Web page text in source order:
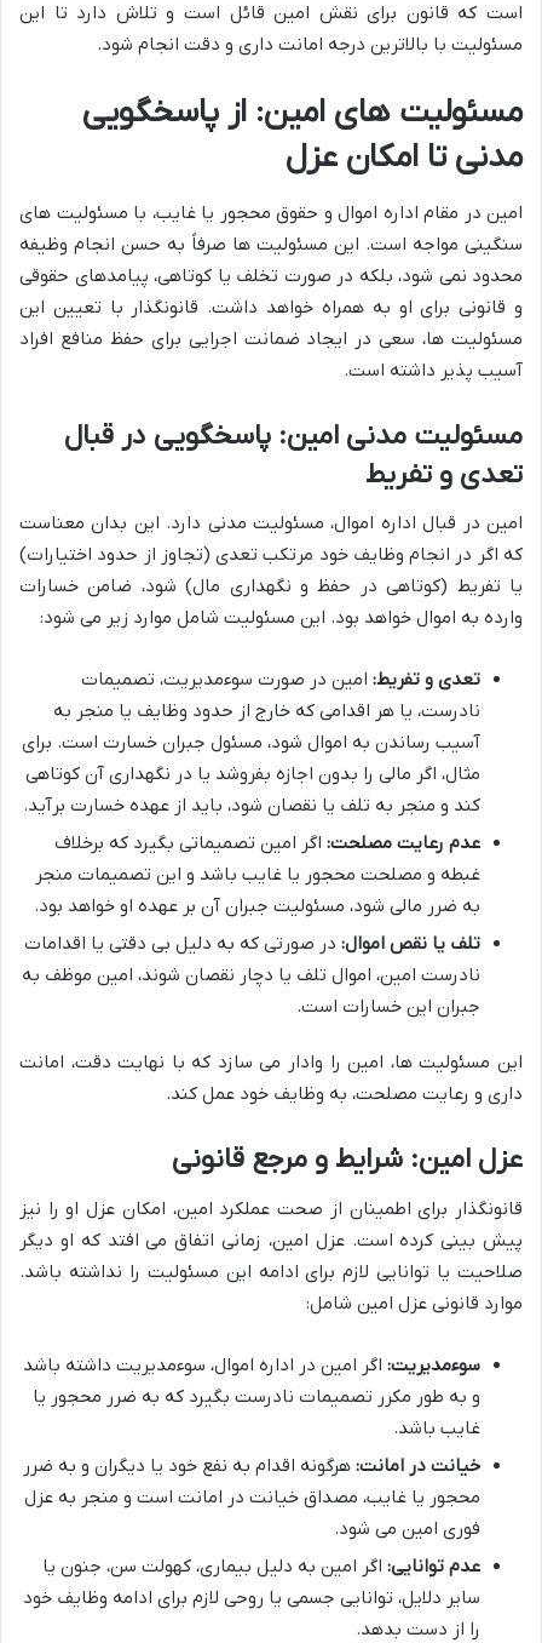
است که قانون برای نقش امین قائل است و تلاش دارد تا این
مسئولیت با بالاترین درجه امانت داری و دقت انجام شود.
مسئولیت های امین: از پاسخگویی
مدنی تا امکان عزل
امین در مقام اداره اموال و حقوق محجور یا غایب، با مسئولیت های
سنگینی مواجه است. این مسئولیت ها صرفاً به حسن انجام وظیفه
محدود نمی شود، بلکه در صورت تخلف یا کوتاهی، پیامدهای حقوقی
و قانونی برای او به همراه خواهد داشت. قانونگذار با تعیین این
مسئولیت ها، سعی در ایجاد ضمانت اجرایی برای حفظ منافع افراد
آسیب پذیر داشته است.
مسئولیت مدنی امین: پاسخگویی در قبال
تعدی و تفریط
امین در قبال اداره اموال، مسئولیت مدنی دارد. این بدان معناست
که اگر در انجام وظایف خود مرتکب تعدی (تجاوز از حدود اختیارات)
یا تفریط (کوتاهی در حفظ و نگهداری مال) شود، ضامن خسارات
وارده به اموال خواهد بود. این مسئولیت شامل موارد زیر می شود:
تعدی و تفریط: امین در صورت سوءمدیریت، تصمیمات
نادرست، یا هر اقدامی که خارج از حدود وظایف یا منجر به
آسیب رساندن به اموال شود، مسئول جبران خسارت است. برای
مثال، اگر مالی را بدون اجازه بفروشد یا در نگهداری آن کوتاهی
کند و منجر به تلف یا نقصان شود، باید از عهده خسارت برآید.
عدم رعایت مصلحت: اگر امین تصمیماتی بگیرد که برخلاف
غبطه و مصلحت محجور یا غایب باشد و این تصمیمات منجر
به ضرر مالی شود، مسئولیت جبران آن بر عهده او خواهد بود.
تلف یا نقص اموال: در صورتی که به دلیل بی دقتی یا اقدامات
نادرست امین، اموال تلف یا دچار نقصان شوند، امین موظف به
جبران این خسارات است.
این مسئولیت ها، امین را وادار می سازد که با نهایت دقت، امانت
داری و رعایت مصلحت، به وظایف خود عمل کند.
عزل امین: شرایط و مرجع قانونی
قانونگذار برای اطمینان از صحت عملکرد امین، امکان عزل او را نیز
پیش بینی کرده است. عزل امین، زمانی اتفاق می افتد که او دیگر
صلاحیت یا توانایی لازم برای ادامه این مسئولیت را نداشته باشد.
موارد قانونی عزل امین شامل:
سوءمدیریت: اگر امین در اداره اموال، سوءمدیریت داشته باشد
و به طور مکرر تصمیمات نادرست بگیرد که به ضرر محجور یا
غایب باشد.
خیانت در امانت: هرگونه اقدام به نفع خود یا دیگران و به ضرر
محجور یا غایب، مصداق خیانت در امانت است و منجر به عزل
فوری امین می شود.
عدم توانایی: اگر امین به دلیل بیماری، کهولت سن، جنون یا
سایر دلایل، توانایی جسمی یا روحی لازم برای ادامه وظایف خود
را از دست بدهد.